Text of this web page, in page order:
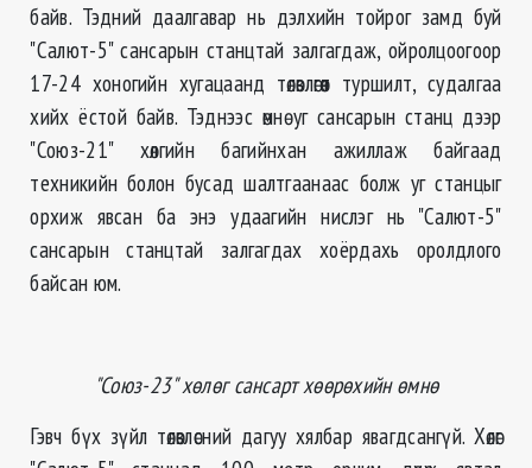
байв. Тэдний даалгавар нь дэлхийн тойрог замд буй
"Салют-5" сансарын станцтай залгагдаж, ойролцоогоор
17-24 хоногийн хугацаанд төлөвлөгөөт туршилт, судалгаа
хийх ёстой байв. Тэднээс өмнө уг сансарын станц дээр
"Союз-21" хөлгийн багийнхан ажиллаж байгаад
техникийн болон бусад шалтгаанаас болж уг станцыг
орхиж явсан ба энэ удаагийн нислэг нь "Салют-5"
сансарын станцтай залгагдах хоёрдахь оролдлого
байсан юм.
"Союз-23" хөлөг сансарт хөөрөхийн өмнө
Гэвч бүх зүйл төлөвлөсний дагуу хялбар явагдсангүй. Хөлөг